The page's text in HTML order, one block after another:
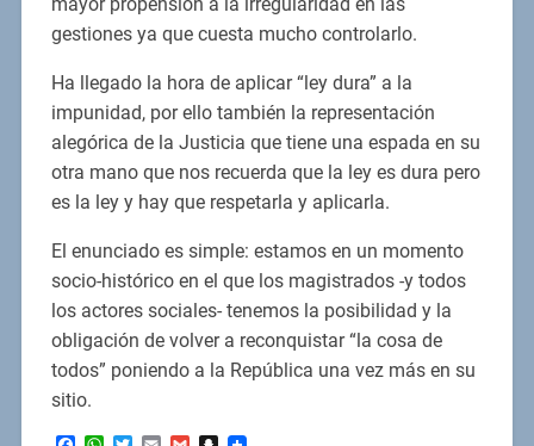
gestiones ya que cuesta mucho controlarlo.
Ha llegado la hora de aplicar “ley dura” a la
impunidad, por ello también la representación
alegórica de la Justicia que tiene una espada en su
otra mano que nos recuerda que la ley es dura pero
es la ley y hay que respetarla y aplicarla.
El enunciado es simple: estamos en un momento
socio-histórico en el que los magistrados -y todos
los actores sociales- tenemos la posibilidad y la
obligación de volver a reconquistar “la cosa de
todos” poniendo a la República una vez más en su
sitio.